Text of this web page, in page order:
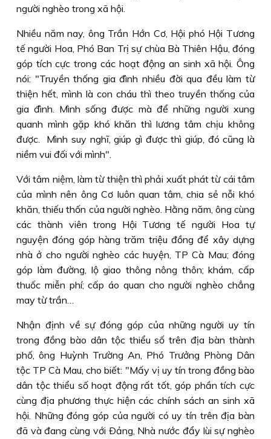
người nghèo trong xã hội.
Nhiều năm nay, ông Trần Hớn Cơ, Hội phó Hội Tương
tế người Hoa, Phó Ban Trị sự chùa Bà Thiên Hậu, đóng
góp tích cực trong các hoạt động an sinh xã hội. Ông
nói: "Truyền thống gia đình nhiều đời qua đều làm từ
thiện hết, mình là con cháu thì theo truyền thống của
gia đình. Mình sống được mà để những người xung
quanh mình gặp khó khăn thì lương tâm chịu không
được. Mình suy nghĩ, giúp gì được thì giúp, đó cũng là
niềm vui đối với mình".
Với tâm niệm, làm từ thiện thì phải xuất phát từ cái tâm
của mình nên ông Cơ luôn quan tâm, chia sẻ nỗi khó
khăn, thiếu thốn của người nghèo. Hằng năm, ông cùng
các thành viên trong Hội Tương tế người Hoa tự
nguyện đóng góp hàng trăm triệu đồng để xây dựng
nhà ở cho người nghèo các huyện, TP Cà Mau; đóng
góp làm đường, lộ giao thông nông thôn; khám, cấp
thuốc miễn phí; cấp áo quan cho người nghèo chẳng
may từ trần…
Nhận định về sự đóng góp của những người uy tín
trong đồng bào dân tộc thiểu số trên địa bàn thành
phố, ông Huỳnh Trường An, Phó Trưởng Phòng Dân
tộc TP Cà Mau, cho biết: "Mấy vị uy tín trong đồng bào
dân tộc thiểu số hoạt động rất tốt, góp phần tích cực
cùng địa phương thực hiện các chính sách an sinh xã
hội. Những đóng góp của người có uy tín trên địa bàn
đã và đang cùng với Ðảng, Nhà nước đẩy lùi sự nghèo